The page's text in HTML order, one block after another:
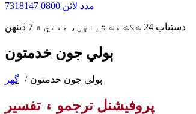
مدد لائن
دستياب 24 ڪلاڪ هڪ ڏينهن، هفتي ۾ 7 ڏينهن
ٻولي جون خدمتون
گهر ٻولي جون خدمتون
پروفيشنل ترجمو ۽ تفسير